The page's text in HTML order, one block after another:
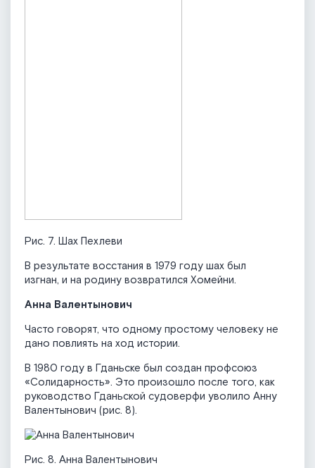
Рис. 7. Шах Пехлеви
В результате восстания в 1979 году шах был
изгнан, и на родину возвратился Хомейни.
Анна Валентынович
Часто говорят, что одному простому человеку не
дано повлиять на ход истории.
В 1980 году в Гданьске был создан профсоюз
«Солидарность». Это произошло после того, как
руководство Гданьской судоверфи уволило Анну
Валентынович (рис. 8).
Рис. 8. Анна Валентынович